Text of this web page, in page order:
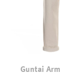
Guntai